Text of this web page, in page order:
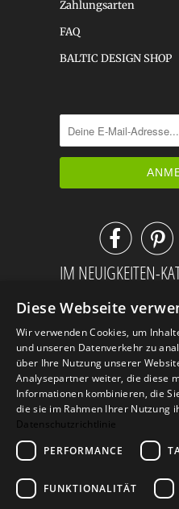
Zahlungsarten
FAQ
BALTIC DESIGN SHOP

IM NEUIGKEITEN-
Diese Webseite
Wir verwenden Cookies, um
und unseren Datenverkehr zu
über Ihre Nutzung unserer
Analysepartner weiter, die diese
Informationen kombinieren, die
die sie im Rahmen Ihrer Nutzung
Datenschutzrichtlinie
PERFORMANCE
FUNKTIONALITÄT